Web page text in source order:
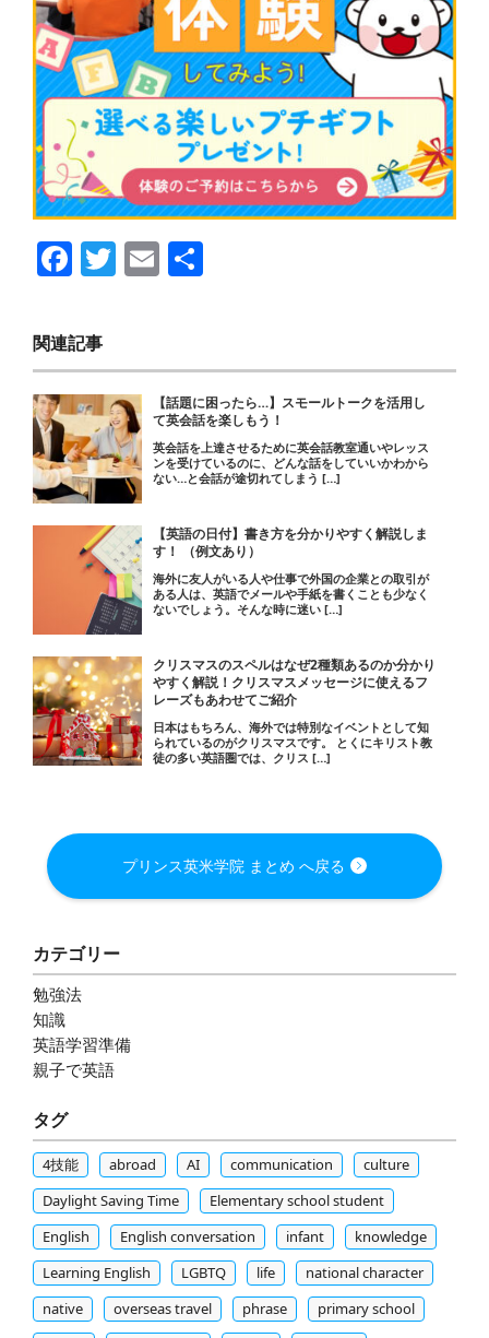
F
c
e
b
o
o
k
T
er
E
l
関連記事
【話題に困ったら…】スモールトークを活用し
て英会話を楽しもう！
英会話を上達させるために英会話教室通いやレッス
ンを受けているのに、どんな話をしていいかわから
ない…と会話が途切れてしまう […]
【英語の日付】書き方を分かりやすく解説しま
す！ （例文あり）
海外に友人がいる人や仕事で外国の企業との取引が
ある人は、英語でメールや手紙を書くことも少なく
ないでしょう。そんな時に迷い […]
クリスマスのスペルはなぜ2種類あるのか分かり
やすく解説！クリスマスメッセージに使えるフ
レーズもあわせてご紹介
日本はもちろん、海外では特別なイベントとして知
られているのがクリスマスです。 とくにキリスト教
徒の多い英語圏では、クリス […]
プリンス英米学院 まとめ へ戻る
カテゴリー
勉強法
知識
英語学習準備
親子で英語
タグ
4技能 abroad AI communication
culture
Daylight Saving Time
Elementary school student
English
English conversation infant
knowledge
Learning English
LGBTQ life
national character
native
overseas travel phrase
primary school